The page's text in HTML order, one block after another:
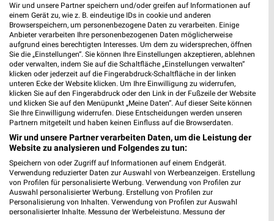
617,70 km • Angebote: 1 Prospekt
EDEKA Baur Allensbach
Zum Riesenberg 5
78476 Allensbach
Heute 08:00 - 20:00 Uhr | Geöffnet
616,11 km • Angebote: 1 Prospekt
Kaufland Radolfzell
Markthallenstraße 1
78315 Radolfzell
Heute 07:00 - 22:00 Uhr | Geöffnet
618,17 km • Angebote: 2 Prospekte
Wir und unsere Partner speichern und/oder greifen auf Informationen auf
einem Gerät zu, wie z. B. eindeutige IDs in cookie und anderen
Browserspeichern, um personenbezogene Daten zu verarbeiten. Einige
Anbieter verarbeiten Ihre personenbezogenen Daten möglicherweise
aufgrund eines berechtigten Interesses. Um dem zu widersprechen, öffnen
Sie die „Einstellungen“. Sie können Ihre Einstellungen akzeptieren, ablehnen
oder verwalten, indem Sie auf die Schaltfläche „Einstellungen verwalten“
klicken oder jederzeit auf die Fingerabdruck-Schaltfläche in der linken
unteren Ecke der Website klicken. Um Ihre Einwilligung zu widerrufen,
klicken Sie auf den Fingerabdruck oder den Link in der Fußzeile der Website
und klicken Sie auf den Menüpunkt „Meine Daten“. Auf dieser Seite können
Sie Ihre Einwilligung widerrufen. Diese Entscheidungen werden unseren
Partnern mitgeteilt und haben keinen Einfluss auf die Browserdaten.
Wir und unsere Partner verarbeiten Daten, um die Leistung der
Website zu analysieren und Folgendes zu tun:
Speichern von oder Zugriff auf Informationen auf einem Endgerät.
Verwendung reduzierter Daten zur Auswahl von Werbeanzeigen. Erstellung
von Profilen für personalisierte Werbung. Verwendung von Profilen zur
Auswahl personalisierter Werbung. Erstellung von Profilen zur
Personalisierung von Inhalten. Verwendung von Profilen zur Auswahl
personalisierter Inhalte. Messung der Werbeleistung. Messung der